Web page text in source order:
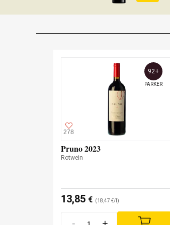
278
92+
PARKER
Pruno 2023
Rotwein
13,85 € (18,47 €/l)
- +